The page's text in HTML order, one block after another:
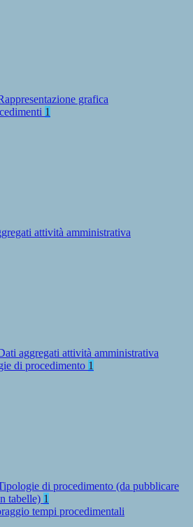
grafica
1
attività amministrativa
aggregati attività amministrativa
di procedimento 1
di procedimento (da pubblicare
tabelle) 1
tempi procedimentali